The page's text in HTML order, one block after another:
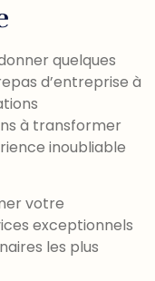
quelques
d’entreprise à
à transformer
inoubliable
votre
exceptionnels
les plus